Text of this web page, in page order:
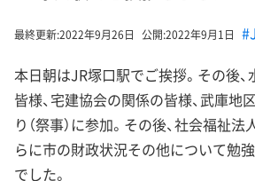
最終更新:2022年9月26日 公開:2022年9月1日
本日朝はJR塚口駅でご挨拶。その後
皆様、宅建協会の関係の皆様、武庫地
り（祭事）に参加。その後、社会福祉
らに市の財政状況その他について勉
でした。